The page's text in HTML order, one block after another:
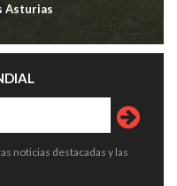
Asturias
noticias destacadas y las